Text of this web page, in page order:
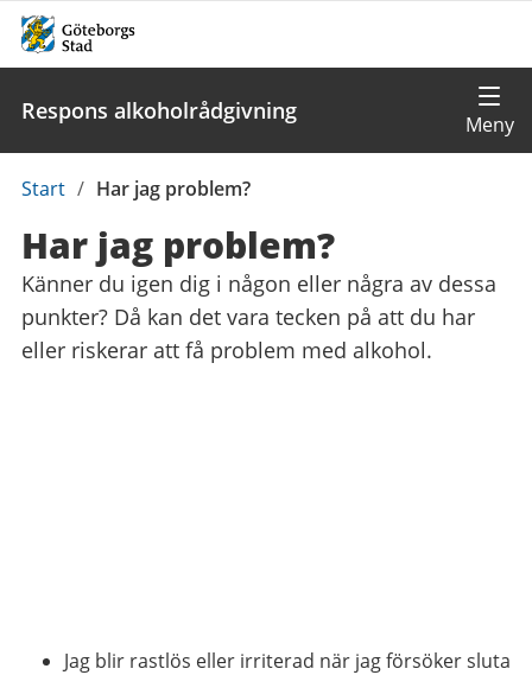
Respons alkoholrådgivning
Du
här:
Start / Har jag problem?
Har jag problem?
Känner du igen dig i någon eller några av dessa
punkter? Då kan det vara tecken på att du har
eller riskerar att få problem med alkohol.
Jag blir rastlös eller irriterad när jag försöker sluta